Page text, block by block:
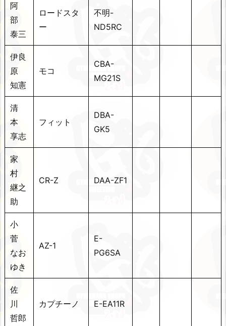
阿
部
泰三
ロードスタ
ー
不明-
ND5RC
伊良
原
知憲
モコ
CBA-
MG21S
清
本
享志
フィット
DBA-
GK5
家
村
継之
助
CR-Z DAA-ZF1
小
菅
なお
ゆき
AZ-1
E-
PG6SA
佐
川
哲郎
カプチーノ E-EA11R